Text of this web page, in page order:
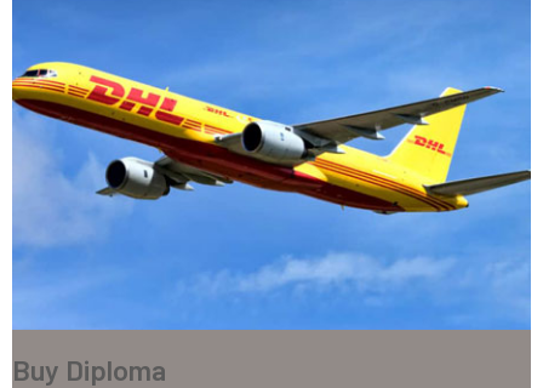
Buy Diploma